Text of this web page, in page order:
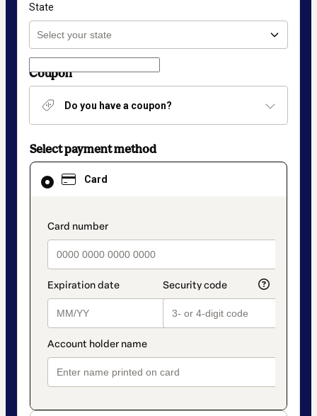
State
Coupon
Do you have a coupon?
Select payment method
Card
payment_data.section_title_v2
Card
selected
method